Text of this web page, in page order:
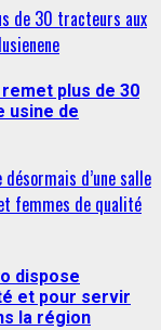
de 30 tracteurs aux
plus de 30
usine de
d’une salle
femmes de qualité
dispose
et pour servir
la région